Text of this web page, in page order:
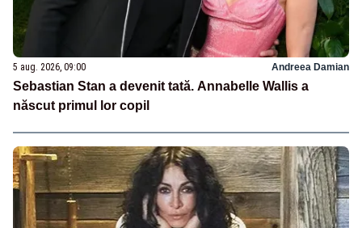
5 aug. 2026, 09:00 Andreea Damian
Sebastian Stan a devenit tată. Annabelle Wallis a
născut primul lor copil